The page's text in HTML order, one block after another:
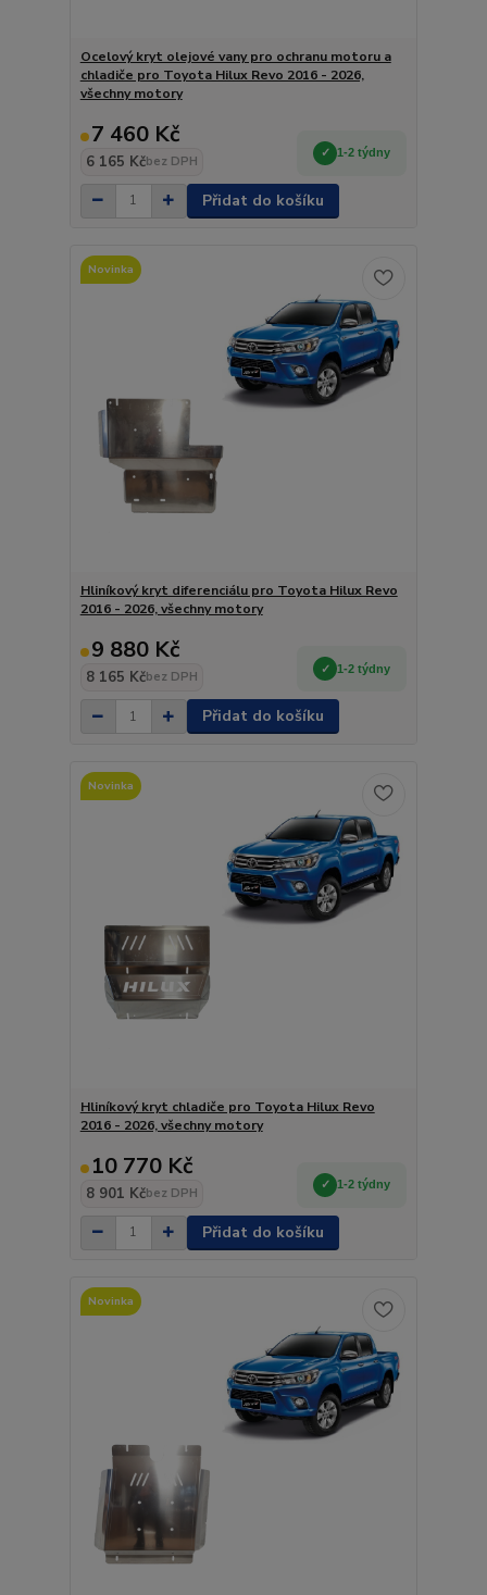
Ocelový kryt olejové vany pro ochranu motoru a
chladiče pro Toyota Hilux Revo 2016 - 2026,
všechny motory
7 460 Kč
6 165 Kčbez DPH
1-2 týdny
Přidat do košíku
Novinka
Hliníkový kryt diferenciálu pro Toyota Hilux Revo
2016 - 2026, všechny motory
9 880 Kč
8 165 Kčbez DPH
1-2 týdny
Přidat do košíku
Novinka
Hliníkový kryt chladiče pro Toyota Hilux Revo
2016 - 2026, všechny motory
10 770 Kč
8 901 Kčbez DPH
1-2 týdny
Přidat do košíku
Novinka